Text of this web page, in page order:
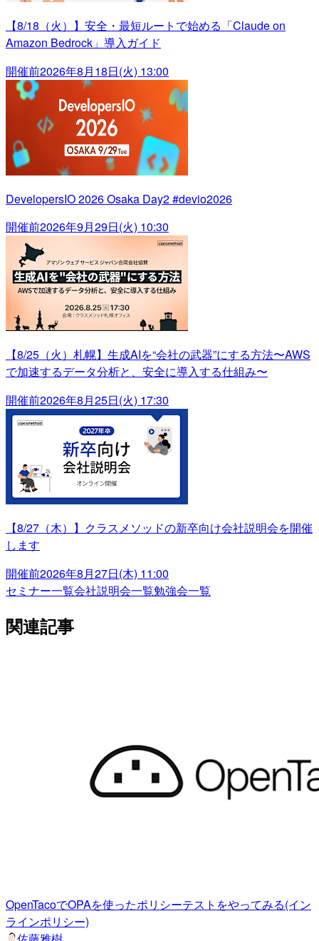
【8/18（火）】安全・最短ルートで始める「Claude on
Amazon Bedrock」導入ガイド
開催前2026年8月18日(火) 13:00
DevelopersIO 2026 Osaka Day2 #devio2026
開催前2026年9月29日(火) 10:30
【8/25（火）札幌】生成AIを“会社の武器”にする方法〜AWS
で加速するデータ分析と、安全に導入する仕組み〜
開催前2026年8月25日(火) 17:30
【8/27（木）】クラスメソッドの新卒向け会社説明会を開催
します
開催前2026年8月27日(木) 11:00
セミナー一覧会社説明会一覧勉強会一覧
関連記事
OpenTacoでOPAを使ったポリシーテストをやってみる(イン
ラインポリシー)